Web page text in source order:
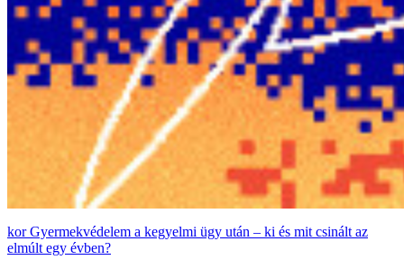
Gyermekvédelem a kegyelmi ügy után – ki és mit csinált az
elmúlt egy évben?